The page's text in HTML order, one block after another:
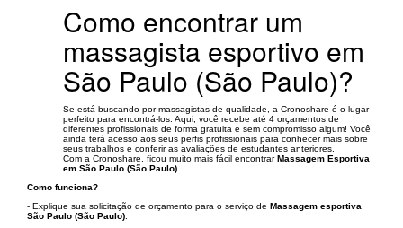
Como encontrar um
massagista esportivo em
São Paulo (São Paulo)?
Se está buscando por massagistas de qualidade, a Cronoshare é o lugar
perfeito para encontrá-los. Aqui, você recebe até 4 orçamentos de
diferentes profissionais de forma gratuita e sem compromisso algum! Você
ainda terá acesso aos seus perfis profissionais para conhecer mais sobre
seus trabalhos e conferir as avaliações de estudantes anteriores.
Com a Cronoshare, ficou muito mais fácil encontrarMassagem Esportiva
em São Paulo (São Paulo)
Como funciona?
- Explique sua solicitação de orçamento para o serviço de Massagem esportiva
São Paulo (São Paulo)